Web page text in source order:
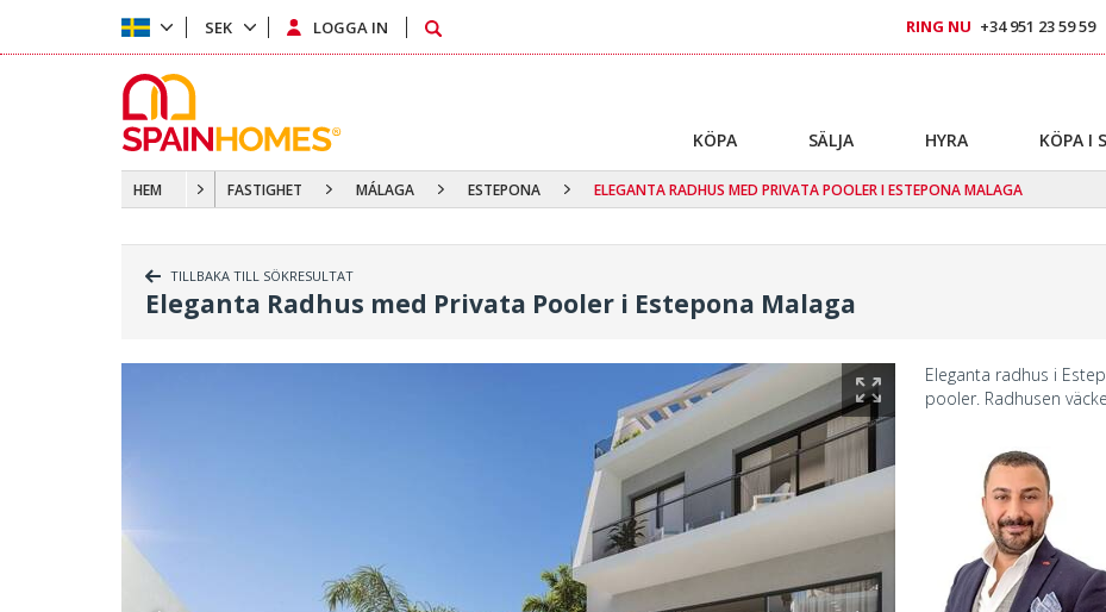
HEM FASTIGHET MÁLAGA ESTEPONA ELEGANTA RADHUS MED PRIVATA POOLER I ESTEPONA MALAGA
TILLBAKA TILL SÖKRESULTAT
Eleganta Radhus med Privata Pooler i Estepona Malaga
Eleganta radhus i
pooler. Radhusen
SEK LOGGA IN RING NU +34 951 23 59 59
KÖPA SÄLJA HYRA KÖPA I